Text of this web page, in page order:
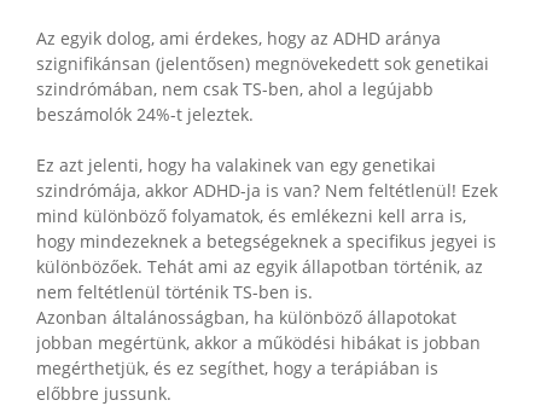
Az egyik dolog, ami érdekes, hogy az ADHD aránya
szignifikánsan (jelentősen) megnövekedett sok genetikai
szindrómában, nem csak TS-ben, ahol a legújabb
beszámolók 24%-t jeleztek.
Ez azt jelenti, hogy ha valakinek van egy genetikai
szindrómája, akkor ADHD-ja is van? Nem feltétlenül! Ezek
mind különböző folyamatok, és emlékezni kell arra is,
hogy mindezeknek a betegségeknek a specifikus jegyei is
különbözőek. Tehát ami az egyik állapotban történik, az
nem feltétlenül történik TS-ben is.
Azonban általánosságban, ha különböző állapotokat
jobban megértünk, akkor a működési hibákat is jobban
megérthetjük, és ez segíthet, hogy a terápiában is
előbbre jussunk.